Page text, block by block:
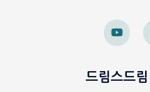
드림스드림